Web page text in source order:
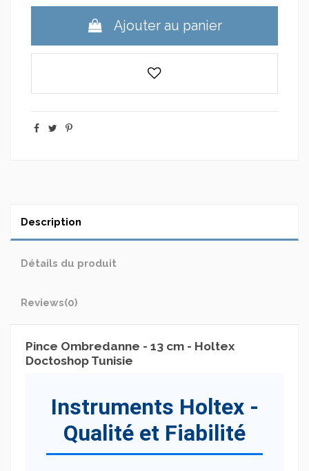
Ajouter au panier
Description
Détails du produit
Reviews(0)
Pince Ombredanne - 13 cm - Holtex
Doctoshop Tunisie
Instruments Holtex -
Qualité et Fiabilité